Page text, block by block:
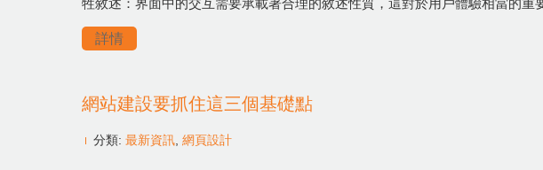
牲敘述：界面中的交互需要承載著合理的敘述性質，這對於用戶體驗相當的重
詳情
網站建設要抓住這三個基礎點
分類: 最新資訊 網頁設計